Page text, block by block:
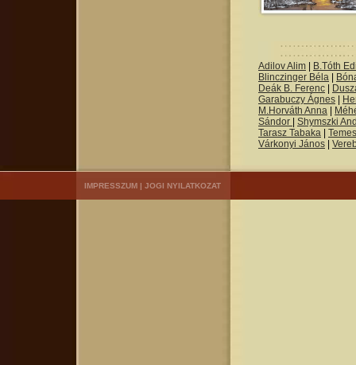
Adilov Alim
B.Tóth
Blinczinger Béla
Deák B. Ferenc
Garabuczy Ágnes
M.Horváth Anna
Sándor
Shymszki
Tarasz Tabaka
Várkonyi János
IMPRESSZUM | JOGI NYILATKOZAT